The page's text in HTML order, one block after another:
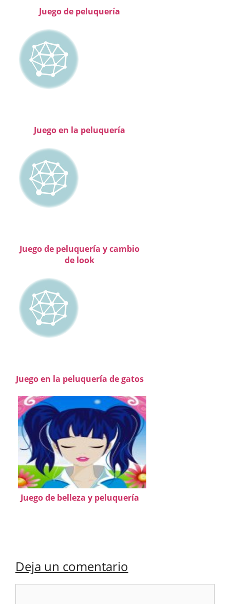
Juego de peluquería
Juego en la peluquería
Juego de peluquería y cambio
de look
Juego en la peluquería de gatos
Juego de belleza y peluquería
Deja un comentario